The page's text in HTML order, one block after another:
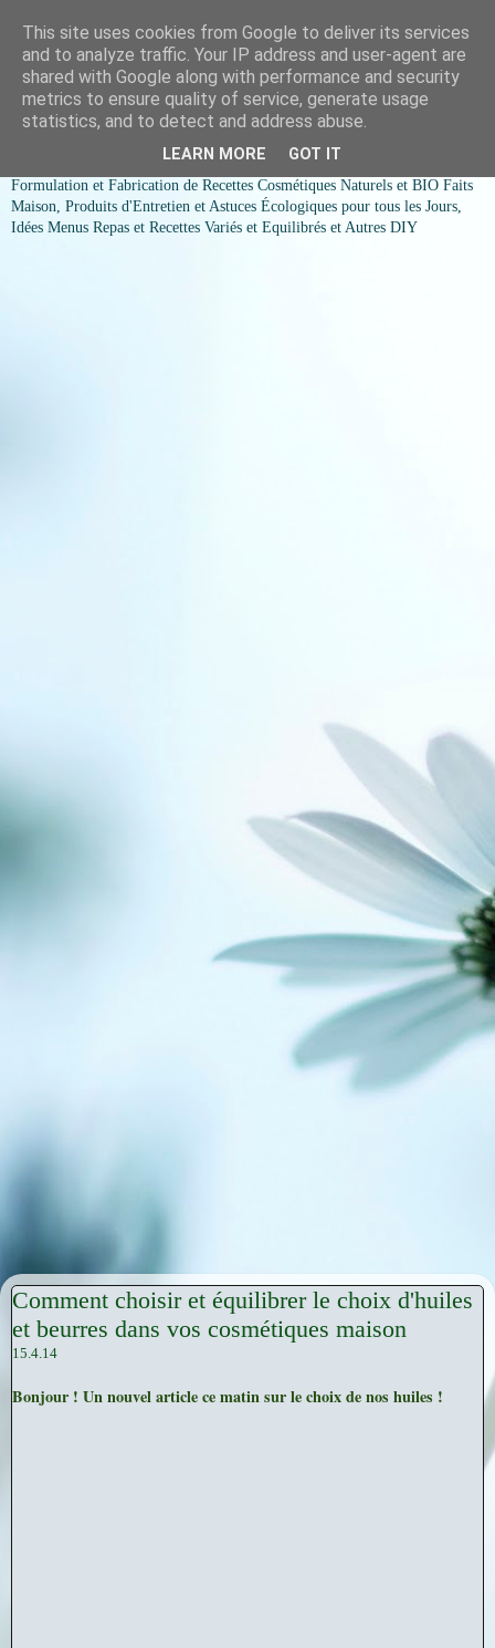
COSMESSENCE BIO Recettes
cosmetiques naturels et Bio et
idées menus variés et équilibrés
Formulation et Fabrication de Recettes Cosmétiques Naturels et BIO Faits
Maison, Produits d'Entretien et Astuces Écologiques pour tous les Jours,
Idées Menus Repas et Recettes Variés et Equilibrés et Autres DIY
Comment choisir et équilibrer le choix d'huiles
et beurres dans vos cosmétiques maison
15.4.14
Bonjour ! Un nouvel article ce matin sur le choix de nos huiles !
This site uses cookies from Google to deliver its services
and to analyze traffic. Your IP address and user-agent are
shared with Google along with performance and security
metrics to ensure quality of service, generate usage
statistics, and to detect and address abuse.
LEARN MORE GOT IT